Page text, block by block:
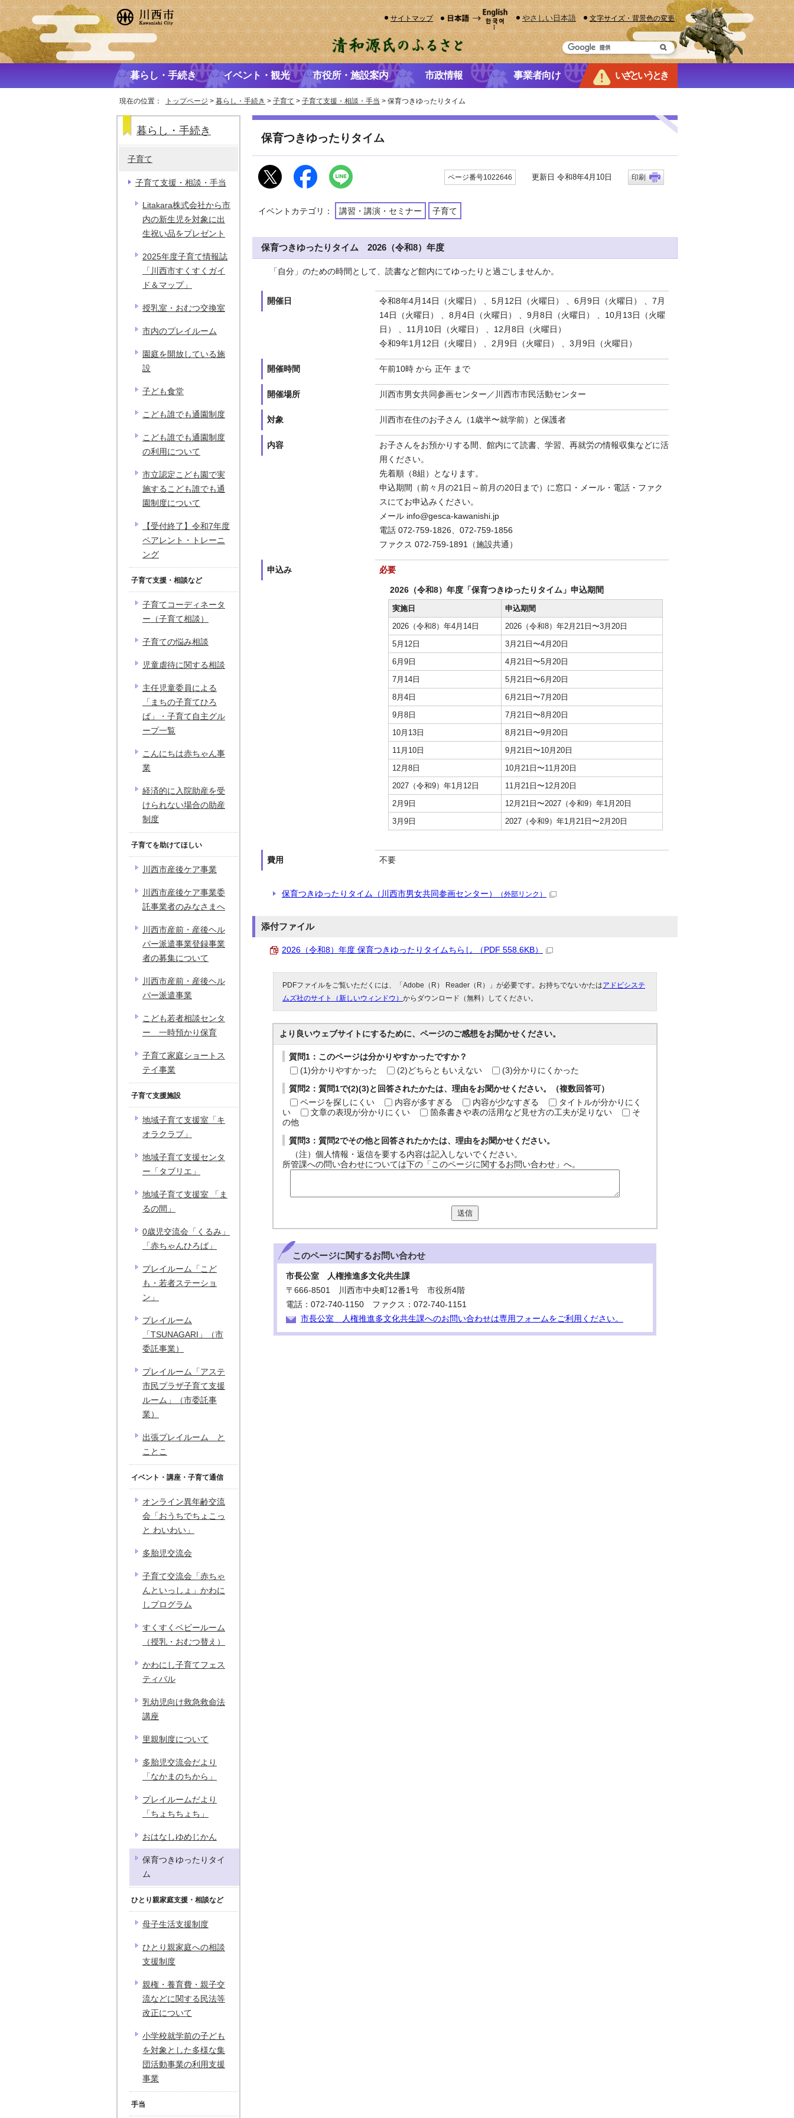
サイトマップ やさしい日本語 文字サイズ・背景色の変更
暮らし・手続き イベント・観光 市役所・施設案内 市政情報 事業者向け いざというとき
現在の位置： トップページ > 暮らし・手続き > 子育て > 子育て支援・相談・手当 > 保育つきゆったりタイム
保育つきゆったりタイム
ページ番号1022646 更新日 令和8年4月10日 印刷
イベントカテゴリ： 講習・講演・セミナー 子育て
保育つきゆったりタイム 2026（令和8）年度
「自分」のための時間として、読書など館内にてゆったりと過ごしませんか。
開催日
令和8年4月14日（火曜日） 、5月12日（火曜日） 、6月9日（火曜日） 、7月
14日（火曜日） 、8月4日（火曜日） 、9月8日（火曜日） 、10月13日（火曜
日） 、11月10日（火曜日） 、12月8日（火曜日）
令和9年1月12日（火曜日） 、2月9日（火曜日） 、3月9日（火曜日）
開催時間 午前10時 から 正午 まで
開催場所 川西市男女共同参画センター／川西市市民活動センター
対象 川西市在住のお子さん（1歳半〜就学前）と保護者
内容
お子さんをお預かりする間、館内にて読書、学習、再就労の情報収集などに活
用ください。
先着順（8組）となります。
申込期間（前々月の21日～前月の20日まで）に窓口・メール・電話・ファク
スにてお申込みください。
メール info@gesca-kawanishi.jp
電話 072-759-1826、072-759-1856
ファクス 072-759-1891（施設共通）
申込み 必要
2026（令和8）年度「保育つきゆったりタイム」申込期間
実施日
申込期間
2026（令和8）年4月14日
2026（令和8）年2月21日〜3月20日
5月12日
3月21日〜4月20日
6月9日
4月21日〜5月20日
7月14日
5月21日〜6月20日
8月4日
6月21日〜7月20日
9月8日
7月21日〜8月20日
10月13日
8月21日〜9月20日
11月10日
9月21日〜10月20日
12月8日
10月21日〜11月20日
2027（令和9）年1月12日
11月21日〜12月20日
2月9日
12月21日〜2027（令和9）年1月20日
3月9日
2027（令和9）年1月21日〜2月20日
費用 不要
保育つきゆったりタイム（川西市男女共同参画センター） （外部リンク）
添付ファイル
2026（令和8）年度 保育つきゆったりタイムちらし （PDF 558.6KB）
PDFファイルをご覧いただくには、「Adobe（R） Reader（R）」が必要です。お持ちでないかたはアドビシステ
ムズ社のサイト（新しいウィンドウ） からダウンロード（無料）してください。
より良いウェブサイトにするために、ページのご感想をお聞かせください。
質問1：このページは分かりやすかったですか？
(1)分かりやすかった
(2)どちらともいえない (3)分かりにくかった
質問2：質問1で(2)(3)と回答されたかたは、理由をお聞かせください。（複数回答可）
ページを探しにくい
内容が多すぎる 内容が少なすぎる
タイトルが分かりにく
い
文章の表現が分かりにくい 箇条書きや表の活用など見せ方の工夫が足りない
そ
の他
質問3：質問2でその他と回答されたかたは、理由をお聞かせください。
（注）個人情報・返信を要する内容は記入しないでください。
所管課への問い合わせについては下の「このページに関するお問い合わせ」へ。
送信
このページに関するお問い合わせ
市長公室 人権推進多文化共生課
〒666-8501 川西市中央町12番1号 市役所4階
電話：072-740-1150 ファクス：072-740-1151
市長公室 人権推進多文化共生課へのお問い合わせは専用フォームをご利用ください。
暮らし・手続き
子育て
子育て支援・相談・手当
Litakara株式会社から市
内の新生児を対象に出
生祝い品をプレゼント
2025年度子育て情報誌
「川西市すくすくガイ
ド＆マップ」
授乳室・おむつ交換室
市内のプレイルーム
園庭を開放している施
設
子ども食堂
こども誰でも通園制度
こども誰でも通園制度
の利用について
市立認定こども園で実
施するこども誰でも通
園制度について
【受付終了】令和7年度
ペアレント・トレーニ
ング
子育て支援・相談など
子育てコーディネータ
ー（子育て相談）
子育ての悩み相談
児童虐待に関する相談
主任児童委員による
「まちの子育てひろ
ば」・子育て自主グル
ープ一覧
こんにちは赤ちゃん事
業
経済的に入院助産を受
けられない場合の助産
制度
子育てを助けてほしい
川西市産後ケア事業
川西市産後ケア事業委
託事業者のみなさまへ
川西市産前・産後ヘル
パー派遣事業登録事業
者の募集について
川西市産前・産後ヘル
パー派遣事業
こども若者相談センタ
ー 一時預かり保育
子育て家庭ショートス
テイ事業
子育て支援施設
地域子育て支援室「キ
オラクラブ」
地域子育て支援センタ
ー「タブリエ」
地域子育て支援室 「ま
るの間」
0歳児交流会「くるみ」
「赤ちゃんひろば」
プレイルーム「こど
も・若者ステーショ
ン」
プレイルーム
「TSUNAGARI」（市
委託事業）
プレイルーム「アステ
市民プラザ子育て支援
ルーム」（市委託事
業）
出張プレイルーム と
ことこ
イベント・講座・子育て通信
オンライン異年齢交流
会「おうちでちょこっ
と わいわい」
多胎児交流会
子育て交流会「赤ちゃ
んといっしょ」かわに
しプログラム
すくすくベビールーム
（授乳・おむつ替え）
かわにし子育てフェス
ティバル
乳幼児向け救急救命法
講座
里親制度について
多胎児交流会だより
「なかまのちから」
プレイルームだより
「ちょちちょち」
おはなしゆめじかん
保育つきゆったりタイ
ム
ひとり親家庭支援・相談など
母子生活支援制度
ひとり親家庭への相談
支援制度
親権・養育費・親子交
流などに関する民法等
改正について
小学校就学前の子ども
を対象とした多様な集
団活動事業の利用支援
事業
手当